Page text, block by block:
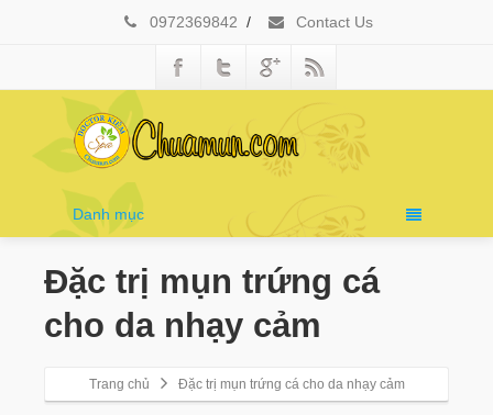
0972369842 / Contact Us
Danh mục
Đặc trị mụn trứng cá
cho da nhạy cảm
Trang chủ Đặc trị mụn trứng cá cho da nhạy cảm